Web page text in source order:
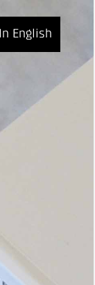
In English